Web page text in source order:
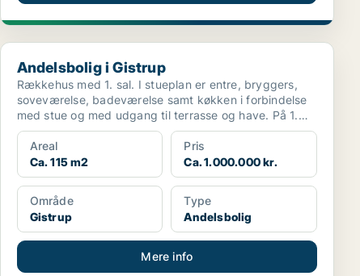
Andelsbolig i Gistrup
Andelsbolig i Gistrup
Rækkehus med 1. sal. I stueplan er entre, bryggers,
soveværelse, badeværelse samt køkken i forbindelse
med stue og med udgang til terrasse og have. På 1.
s...
Areal
Ca. 115 m2
Pris
Ca. 1.000.000 kr.
Område
Gistrup
Type
Andelsbolig
Mere info